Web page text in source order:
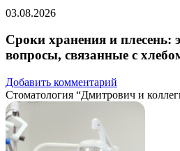
03.08.2026
Сроки хранения и плесень:
вопросы, связанные с
Добавить комментарий
Стоматология “Дмитрович и